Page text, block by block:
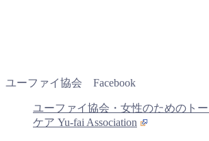
ユーファイ協会 Facebook
ユーファイ協会・女性のためのト
ケア Yu-fai Association